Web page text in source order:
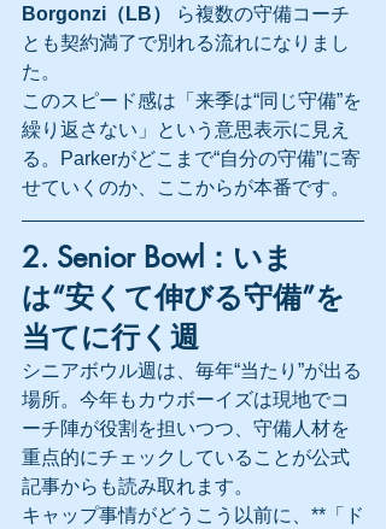
Borgonzi（LB）
ら複数の守備コーチ
とも契約満了で別れる流れになりまし
た。
このスピード感は「来季は“同じ守備”を
繰り返さない」という意思表示に見え
る。Parkerがどこまで“自分の守備”に寄
せていくのか、ここからが本番です。
2. Senior Bowl：いま
は“安くて伸びる守備”を
当てに行く週
シニアボウル週は、毎年“当たり”が出る
場所。今年もカウボーイズは現地でコ
ーチ陣が役割を担いつつ、守備人材を
重点的にチェックしていることが公式
記事からも読み取れます。
キャップ事情がどうこう以前に、**「ド